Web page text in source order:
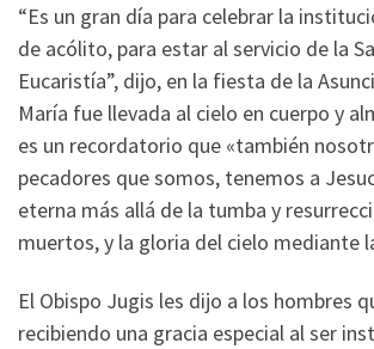
“Es un gran día para celebrar la
de acólito, para estar al servicio de la
Eucaristía”, dijo, en la fiesta de la
María fue llevada al cielo en cuerpo y
es un recordatorio que «también
pecadores que somos, tenemos a
eterna más allá de la tumba y
muertos, y la gloria del cielo mediante
El Obispo Jugis les dijo a los hombres
recibiendo una gracia especial al ser